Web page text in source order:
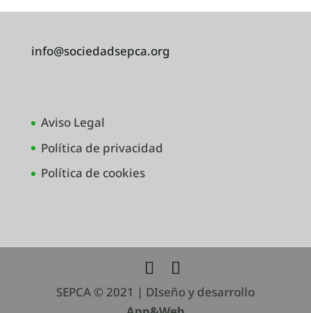
info@sociedadsepca.org
Aviso Legal
Política de privacidad
Política de cookies
SEPCA © 2021 | DIseño y desarrollo